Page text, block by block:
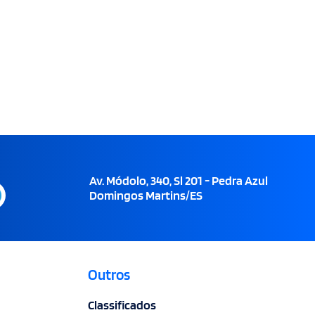
Av. Módolo, 340, Sl 201 - Pedra Azul
Domingos Martins/ES
Outros
Classificados